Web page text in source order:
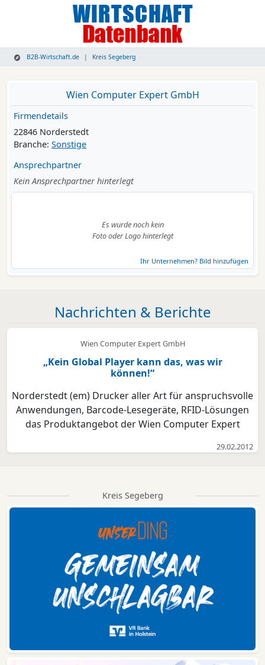
B2B-Wirtschaft.de Kreis Segeberg
Wien Computer Expert GmbH
Firmendetails
22846 Norderstedt
Branche: Sonstige
Ansprechpartner
Kein Ansprechpartner hinterlegt
Es wurde noch kein
Foto oder Logo hinterlegt
Ihr Unternehmen? Bild hinzufügen
Nachrichten & Berichte
Wien Computer Expert GmbH
„Kein Global Player kann das, was wir
können!“
Norderstedt (em) Drucker aller Art für anspruchsvolle
Anwendungen, Barcode-Lesegeräte, RFID-Lösungen
das Produktangebot der Wien Computer Expert
Auch bei Wartung und Betreuung vertrauen viele
29.02.2012
Kreis Segeberg